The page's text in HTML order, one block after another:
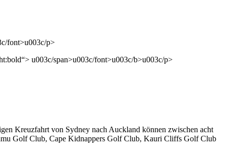
font>u003c/p>
u003c/span>u003c/font>u003c/b>u003c/p>
Kreuzfahrt von Sydney nach Auckland können zwischen acht
Golf Club, Cape Kidnappers Golf Club, Kauri Cliffs Golf Club